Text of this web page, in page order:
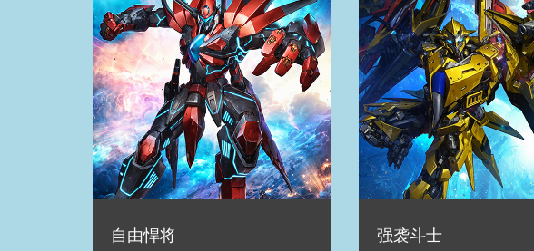
自由悍将 强袭斗士